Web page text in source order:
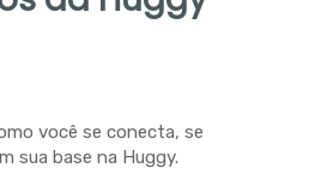
você se conecta, se
sua base na Huggy.